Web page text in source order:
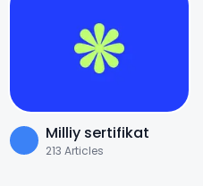
Milliy sertifikat
213 Articles